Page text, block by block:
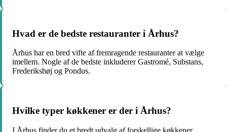
Hvad er de bedste restauranter i Århus?
Århus har en bred vifte af fremragende restauranter at vælge
imellem. Nogle af de bedste inkluderer Gastromé, Substans,
Frederikshøj og Pondus.
Hvilke typer køkkener er der i Århus?
I Århus finder du et bredt udvalg af forskellige køkkener,